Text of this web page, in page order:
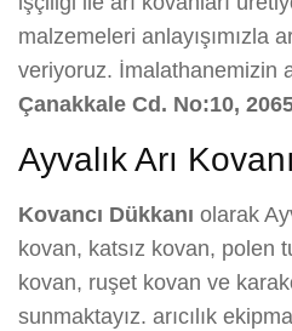
malzemeleri anlayışımızla
veriyoruz. İmalathanemizin
Çanakkale Cd. No:10,
Ayvalık Arı
Kovancı Dükkanı olarak
kovan, katsız kovan, polen
kovan, ruşet kovan ve
sunmaktayız. arıcılık